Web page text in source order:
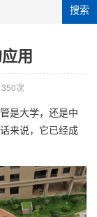
搜索
用
次
是大学，还是中
来说，它已经成